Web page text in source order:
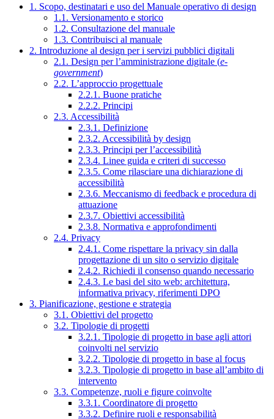
1. Scopo, destinatari e uso del Manuale operativo di design
1.1. Versionamento e storico
1.2. Consultazione del manuale
1.3. Contribuisci al manuale
2. Introduzione al design per i servizi pubblici digitali
2.1. Design per l’amministrazione digitale (e-
government)
2.2. L’approccio progettuale
2.2.1. Buone pratiche
2.2.2. Principi
2.3. Accessibilità
2.3.1. Definizione
2.3.2. Accessibilità by design
2.3.3. Principi per l’accessibilità
2.3.4. Linee guida e criteri di successo
2.3.5. Come rilasciare una dichiarazione di
accessibilità
2.3.6. Meccanismo di feedback e procedura di
attuazione
2.3.7. Obiettivi accessibilità
2.3.8. Normativa e approfondimenti
2.4. Privacy
2.4.1. Come rispettare la privacy sin dalla
progettazione di un sito o servizio digitale
2.4.2. Richiedi il consenso quando necessario
2.4.3. Le basi del sito web: architettura,
informativa privacy, riferimenti DPO
3. Pianificazione, gestione e strategia
3.1. Obiettivi del progetto
3.2. Tipologie di progetti
3.2.1. Tipologie di progetto in base agli attori
coinvolti nel servizio
3.2.2. Tipologie di progetto in base al focus
3.2.3. Tipologie di progetto in base all’ambito di
intervento
3.3. Competenze, ruoli e figure coinvolte
3.3.1. Coordinatore di progetto
3.3.2. Definire ruoli e responsabilità